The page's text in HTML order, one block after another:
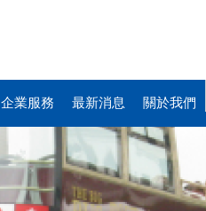
企業服務 最新消息 關於我們